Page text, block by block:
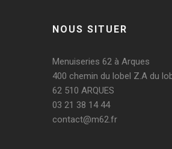
NOUS SITUER
Menuiseries 62 à Arques
400 chemin du lobel Z.A du
62 510 ARQUES
03 21 38 14 44
contact@m62.fr